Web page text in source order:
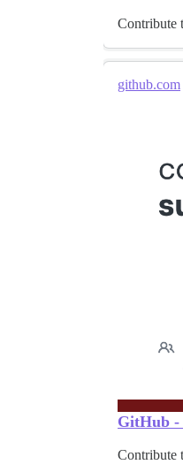
Contribute
github.com
GitHub -
Contribute